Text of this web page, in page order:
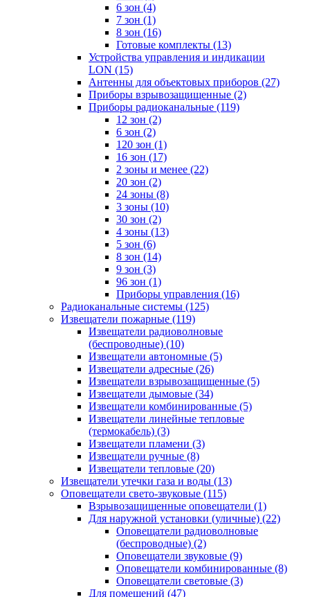
6 зон (4)
7 зон (1)
8 зон (16)
Готовые комплекты (13)
Устройства управления и индикации
LON (15)
Антенны для объектовых приборов (27)
Приборы взрывозащищенные (2)
Приборы радиоканальные (119)
12 зон (2)
6 зон (2)
120 зон (1)
16 зон (17)
2 зоны и менее (22)
20 зон (2)
24 зоны (8)
3 зоны (10)
30 зон (2)
4 зоны (13)
5 зон (6)
8 зон (14)
9 зон (3)
96 зон (1)
Приборы управления (16)
Радиоканальные системы (125)
Извещатели пожарные (119)
Извещатели радиоволновые
(беспроводные) (10)
Извещатели автономные (5)
Извещатели адресные (26)
Извещатели взрывозащищенные (5)
Извещатели дымовые (34)
Извещатели комбинированные (5)
Извещатели линейные тепловые
(термокабель) (3)
Извещатели пламени (3)
Извещатели ручные (8)
Извещатели тепловые (20)
Извещатели утечки газа и воды (13)
Оповещатели свето-звуковые (115)
Взрывозащищенные оповещатели (1)
Для наружной установки (уличные) (22)
Оповещатели радиоволновые
(беспроводные) (2)
Оповещатели звуковые (9)
Оповещатели комбинированные (8)
Оповещатели световые (3)
Для помещений (47)